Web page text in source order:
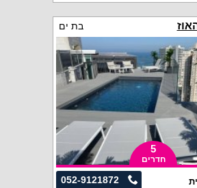
בת ים
5
חדרים
052-9121872